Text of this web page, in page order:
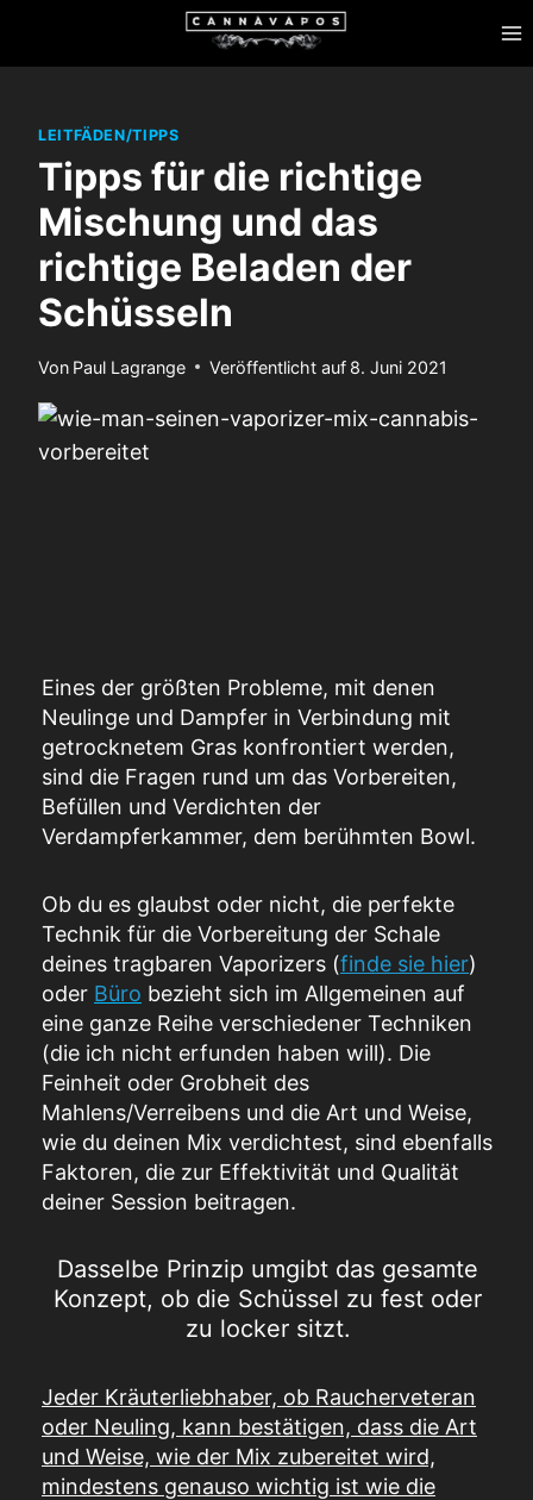
LEITFÄDEN/TIPPS
Tipps für die richtige
Mischung und das
richtige Beladen der
Schüsseln
Von Paul Lagrange Veröffentlicht auf 8. Juni 2021
Eines der größten Probleme, mit denen
Neulinge und Dampfer in Verbindung mit
getrocknetem Gras konfrontiert werden,
sind die Fragen rund um das Vorbereiten,
Befüllen und Verdichten der
Verdampferkammer, dem berühmten Bowl.
Ob du es glaubst oder nicht, die perfekte
Technik für die Vorbereitung der Schale
deines tragbaren Vaporizers (finde sie hier)
oder Büro bezieht sich im Allgemeinen auf
eine ganze Reihe verschiedener Techniken
(die ich nicht erfunden haben will). Die
Feinheit oder Grobheit des
Mahlens/Verreibens und die Art und Weise,
wie du deinen Mix verdichtest, sind ebenfalls
Faktoren, die zur Effektivität und Qualität
deiner Session beitragen.
Dasselbe Prinzip umgibt das gesamte
Konzept, ob die Schüssel zu fest oder
zu locker sitzt.
Jeder Kräuterliebhaber, ob Raucherveteran
oder Neuling, kann bestätigen, dass die Art
und Weise, wie der Mix zubereitet wird,
mindestens genauso wichtig ist wie die